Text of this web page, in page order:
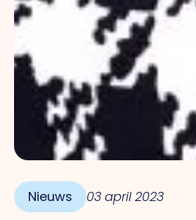
Nieuws 03 april 2023